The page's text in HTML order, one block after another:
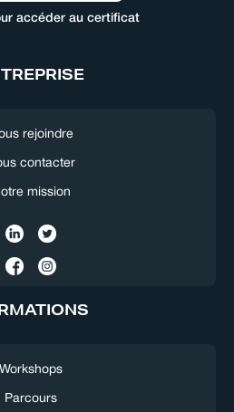
accéder au certificat
rejoindre
contacter
mission
Workshops
Parcours